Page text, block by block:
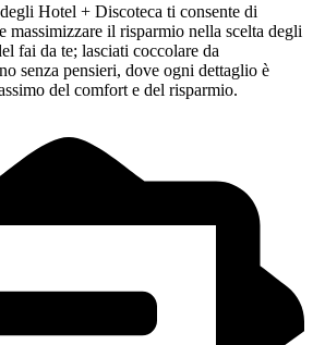
Hotel + Discoteca ti consente di
massimizzare il risparmio nella scelta degli
fai da te; lasciati coccolare da
senza pensieri, dove ogni dettaglio è
del comfort e del risparmio.